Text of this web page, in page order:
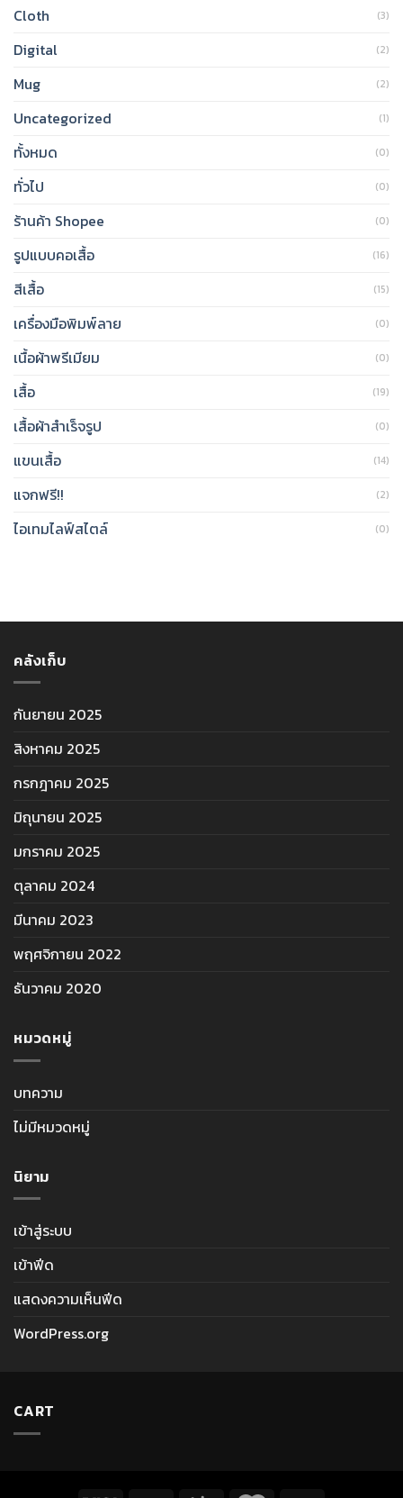
Cloth (3)
Digital (2)
Mug (2)
Uncategorized (1)
ทั้งหมด (0)
ทั่วไป (0)
ร้านค้า Shopee (0)
รูปแบบคอเสื้อ (16)
สีเสื้อ (15)
เครื่องมือพิมพ์ลาย (0)
เนื้อผ้าพรีเมียม (0)
เสื้อ (19)
เสื้อผ้าสำเร็จรูป (0)
แขนเสื้อ (14)
แจกฟรี!! (2)
ไอเทมไลฟ์สไตล์ (0)
คลังเก็บ
กันยายน 2025
สิงหาคม 2025
กรกฎาคม 2025
มิถุนายน 2025
มกราคม 2025
ตุลาคม 2024
มีนาคม 2023
พฤศจิกายน 2022
ธันวาคม 2020
หมวดหมู่
บทความ
ไม่มีหมวดหมู่
นิยาม
เข้าสู่ระบบ
เข้าฟีด
แสดงความเห็นฟีด
WordPress.org
CART